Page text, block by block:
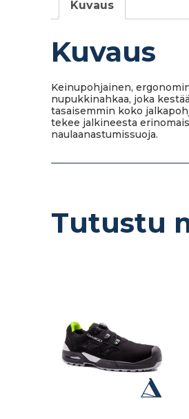
Kuvaus
Kuvaus
Keinupohjainen,
nupukkinahkaa, joka
tasaisemmin koko
tekee jalkineesta
naulaanastumissuoja.
Tutustu